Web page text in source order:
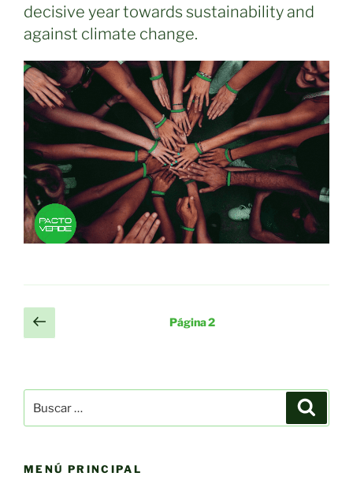
decisive year towards sustainability and
against climate change.
Paginación
de
Página
anterior
Página2
por:
MENÚ PRINCIPAL